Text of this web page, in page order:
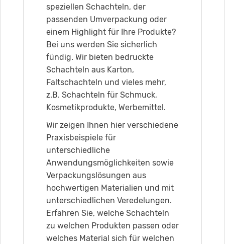
speziellen Schachteln, der
passenden Umverpackung oder
einem Highlight für Ihre Produkte?
Bei uns werden Sie sicherlich
fündig. Wir bieten bedruckte
Schachteln aus Karton,
Faltschachteln und vieles mehr,
z.B. Schachteln für Schmuck,
Kosmetikprodukte, Werbemittel.
Wir zeigen Ihnen hier verschiedene
Praxisbeispiele für
unterschiedliche
Anwendungsmöglichkeiten sowie
Verpackungslösungen aus
hochwertigen Materialien und mit
unterschiedlichen Veredelungen.
Erfahren Sie, welche Schachteln
zu welchen Produkten passen oder
welches Material sich für welchen